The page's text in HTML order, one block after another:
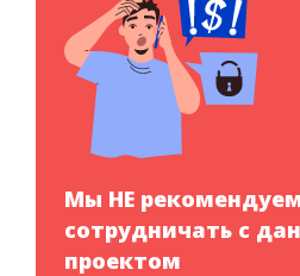
Мы НЕ
сотрудничать с
проектом